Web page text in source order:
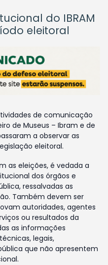
do IBRAM
eleitoral
de comunicação
de Museus – Ibram e de
a observar as
eleitoral.
as eleições, é vedada a
dos órgãos e
ressalvadas as
Também devem ser
autoridades, agentes
ou resultados da
as informações
legais,
que não apresentem